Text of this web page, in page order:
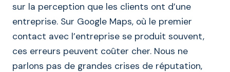
sur la perception que les clients ont d’une
entreprise. Sur Google Maps, où le premier
contact avec l’entreprise se produit souvent,
ces erreurs peuvent coûter cher. Nous ne
parlons pas de grandes crises de réputation,